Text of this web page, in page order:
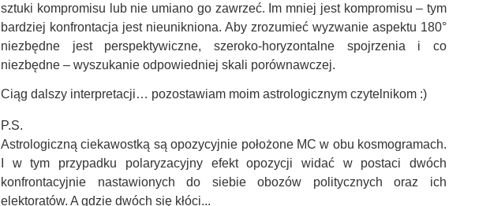
sztuki kompromisu lub nie umiano go zawrzeć. Im mniej jest kompromisu – tym
bardziej konfrontacja jest nieunikniona. Aby zrozumieć wyzwanie aspektu 180°
niezbędne jest perspektywiczne, szeroko-horyzontalne spojrzenia i co
niezbędne – wyszukanie odpowiedniej skali porównawczej.
Ciąg dalszy interpretacji… pozostawiam moim astrologicznym czytelnikom :)
P.S.
Astrologiczną ciekawostką są opozycyjnie położone MC w obu kosmogramach.
I w tym przypadku polaryzacyjny efekt opozycji widać w postaci dwóch
konfrontacyjnie nastawionych do siebie obozów politycznych oraz ich
elektoratów. A gdzie dwóch się kłóci...